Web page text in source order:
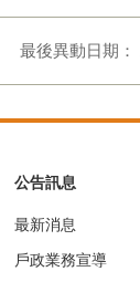
最後異動日期：
公告訊息
最新消息
戶政業務宣導